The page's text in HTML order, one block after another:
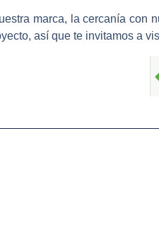
marca, la cercanía con
así que te invitamos a